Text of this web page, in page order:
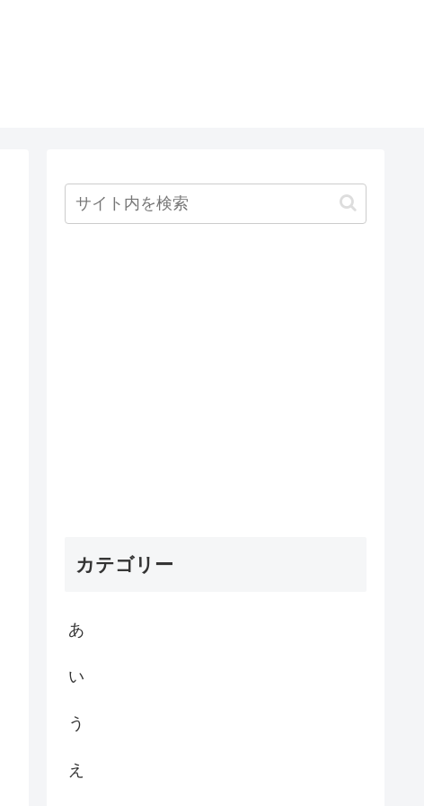
カテゴリー
あ
い
う
え